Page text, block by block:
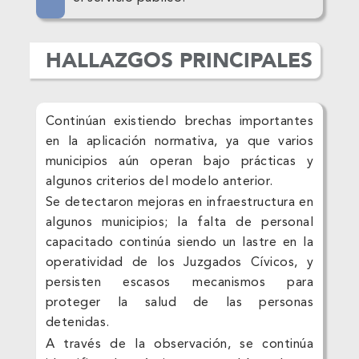
HALLAZGOS PRINCIPALES
Continúan existiendo brechas importantes
en la aplicación normativa, ya que varios
municipios aún operan bajo prácticas y
algunos criterios del modelo anterior.
Se detectaron mejoras en infraestructura en
algunos municipios; la falta de personal
capacitado continúa siendo un lastre en la
operatividad de los Juzgados Cívicos, y
persisten escasos mecanismos para
proteger la salud de las personas
detenidas.
A través de la observación, se continúa